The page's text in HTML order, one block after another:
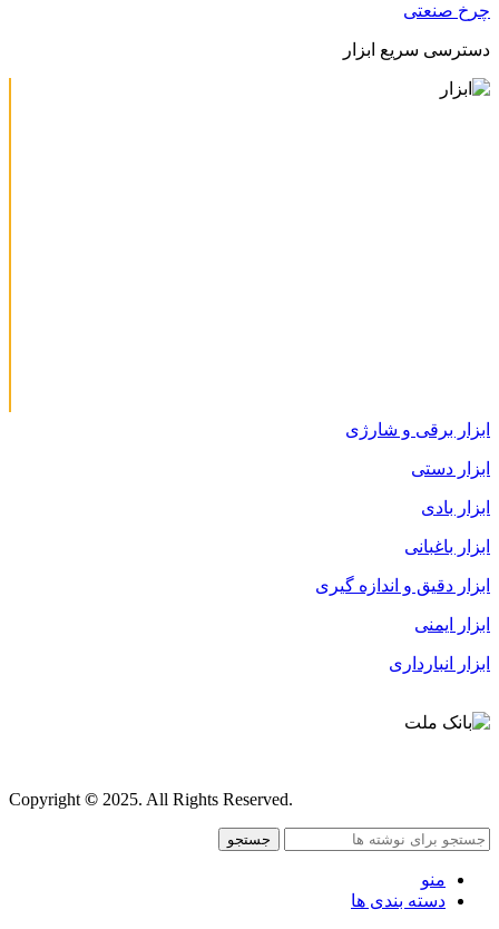
چرخ صنعتی
دسترسی سریع ابزار
ابزار برقی و شارژی
ابزار دستی
ابزار بادی
ابزار باغبانی
ابزار دقیق و اندازه گیری
ابزار ایمنی
ابزار انبارداری
Copyright© 2025. All Rights Reserved.
جستجو
منو
دسته بندی ها